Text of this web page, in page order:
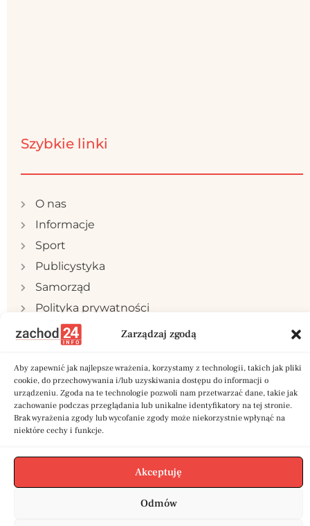
Zarządzaj zgodą
Aby zapewnić jak najlepsze wrażenia, korzystamy z technologii, takich jak pliki
cookie, do przechowywania i/lub uzyskiwania dostępu do informacji o
urządzeniu. Zgoda na te technologie pozwoli nam przetwarzać dane, takie jak
zachowanie podczas przeglądania lub unikalne identyfikatory na tej stronie.
Brak wyrażenia zgody lub wycofanie zgody może niekorzystnie wpłynąć na
niektóre cechy i funkcje.
Akceptuję
Odmów
Szybkie linki
O nas
Informacje
Sport
Publicystyka
Samorząd
Polityka prywatności
Reklama
Kontakt
Copyright © 2024 zachod24.info | Stworzone w